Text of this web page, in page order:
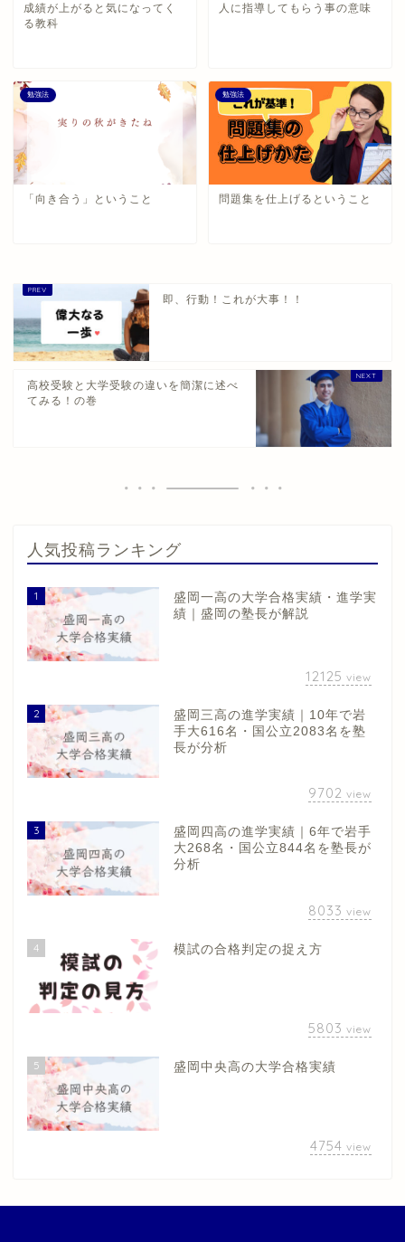
成績が上がると気になってく
る教科
人に指導してもらう事の意味
勉強法
「向き合う」ということ
勉強法
問題集を仕上げるということ
即、行動！これが大事！！
高校受験と大学受験の違いを簡潔に述べ
てみる！の巻
人気投稿ランキング
1
盛岡一高の大学合格実績・進学実
績｜盛岡の塾長が解説
12125 view
2
盛岡三高の進学実績｜10年で岩
手大616名・国公立2083名を塾
長が分析
9702 view
3
盛岡四高の進学実績｜6年で岩手
大268名・国公立844名を塾長が
分析
8033 view
4 模試の合格判定の捉え方
5803 view
5 盛岡中央高の大学合格実績
4754 view